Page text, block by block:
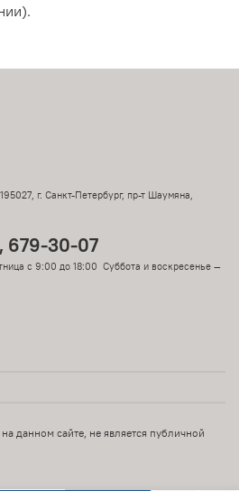
г. Санкт-Петербург, пр-т Шаумяна,
679-30-07
с 9:00 до 18:00 Суббота и воскресенье —
данном сайте, не является публичной